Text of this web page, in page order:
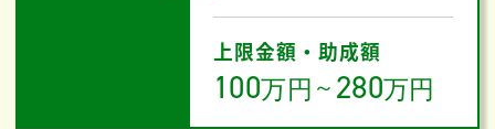
上限金額・助成額
100万円 ～ 280万円